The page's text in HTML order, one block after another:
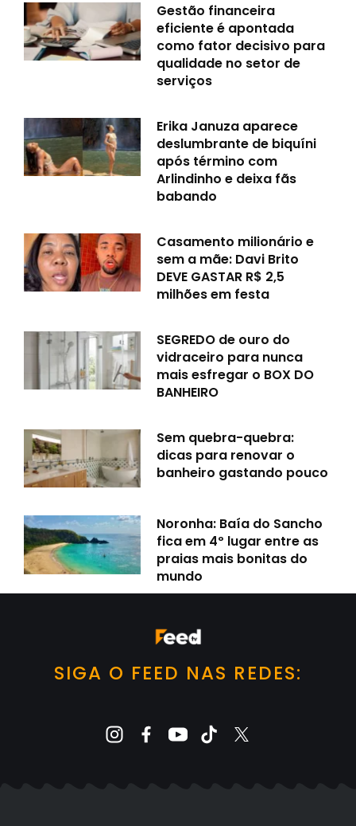
Gestão financeira
eficiente é apontada
como fator decisivo para
qualidade no setor de
serviços
Erika Januza aparece
deslumbrante de biquíni
após término com
Arlindinho e deixa fãs
babando
Casamento milionário e
sem a mãe: Davi Brito
DEVE GASTAR R$ 2,5
milhões em festa
SEGREDO de ouro do
vidraceiro para nunca
mais esfregar o BOX DO
BANHEIRO
Sem quebra-quebra:
dicas para renovar o
banheiro gastando pouco
Noronha: Baía do Sancho
fica em 4º lugar entre as
praias mais bonitas do
mundo
SIGA O FEED NAS REDES: